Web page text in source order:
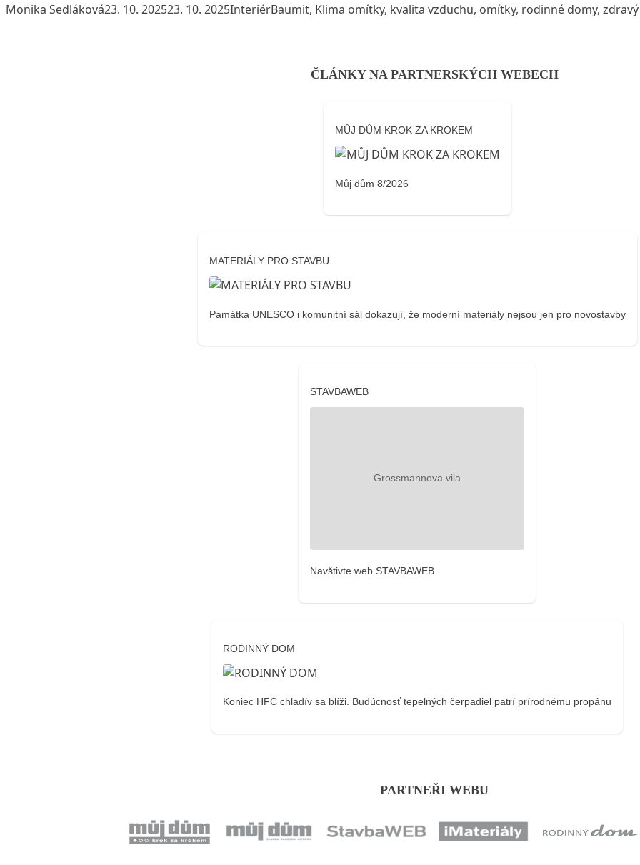
Posted by
Monika Sedláková23. 10. 202523. 10. 2025Posted in
InteriérTags:
Baumit, Klima omítky, kvalita vzduchu, omítky, rodinné domy,
ČLÁNKY NA PARTNERSKÝCH WEBECH
MŮJ DŮM KROK ZA KROKEM
Můj dům 8/2026
MATERIÁLY PRO STAVBU
Památka UNESCO i komunitní sál dokazují, že moderní materiály nejsou jen pro novostavby
STAVBAWEB
Navštivte web STAVBAWEB
RODINNÝ DOM
Koniec HFC chladív sa blíži. Budúcnosť tepelných čerpadiel patrí prírodnému propánu
PARTNEŘI WEBU